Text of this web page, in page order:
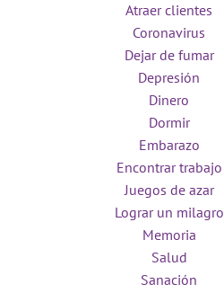
Atraer clientes
Coronavirus
Dejar de fumar
Depresión
Dinero
Dormir
Embarazo
Encontrar trabajo
Juegos de azar
Lograr un milagro
Memoria
Salud
Sanación